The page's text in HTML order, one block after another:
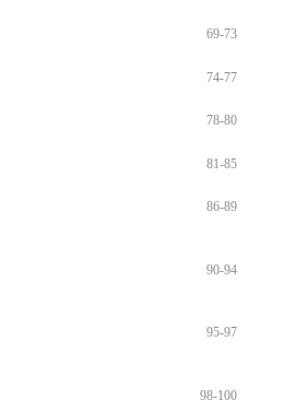
69-73
74-77
78-80
81-85
86-89
90-94
95-97
98-100